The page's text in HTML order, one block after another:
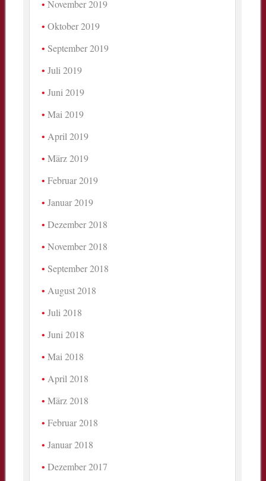
November 2019
Oktober 2019
September 2019
Juli 2019
Juni 2019
Mai 2019
April 2019
März 2019
Februar 2019
Januar 2019
Dezember 2018
November 2018
September 2018
August 2018
Juli 2018
Juni 2018
Mai 2018
April 2018
März 2018
Februar 2018
Januar 2018
Dezember 2017